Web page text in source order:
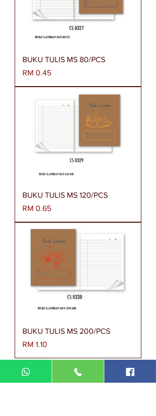
BUKU TULIS MS 80/PCS
Harga
RM 0.45
BUKU TULIS MS 120/PCS
Harga
RM 0.65
BUKU TULIS MS 200/PCS
Harga
RM 1.10
BUKU TULIS